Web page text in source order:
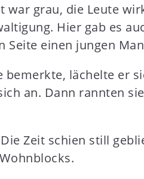
grau, die Leute
Hier gab es
Seite einen jungen
lächelte er
an. Dann rannten
Zeit schien still